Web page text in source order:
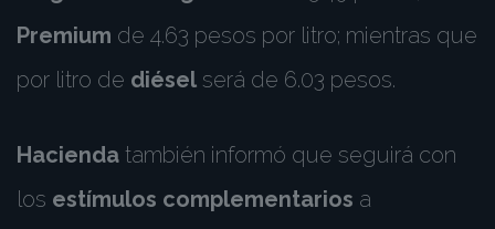
Premium de 4.63 pesos por litro; mientras que
por litro de diésel será de 6.03 pesos.
Hacienda también informó que seguirá con
los estímulos complementarios a